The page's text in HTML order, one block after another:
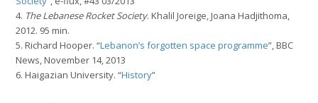
4. The Lebanese Rocket Society. Khalil Joreige, Joana Hadjithoma,
2012. 95 min.
5. Richard Hooper. “Lebanon’s forgotten space programme”, BBC
News, November 14, 2013
6. Haigazian University. “History”